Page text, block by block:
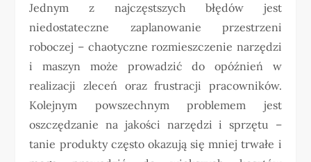
Jednym z najczęstszych błędów jest
niedostateczne zaplanowanie przestrzeni
roboczej – chaotyczne rozmieszczenie narzędzi
i maszyn może prowadzić do opóźnień w
realizacji zleceń oraz frustracji pracowników.
Kolejnym powszechnym problemem jest
oszczędzanie na jakości narzędzi i sprzętu –
tanie produkty często okazują się mniej trwałe i